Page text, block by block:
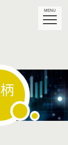
MENU